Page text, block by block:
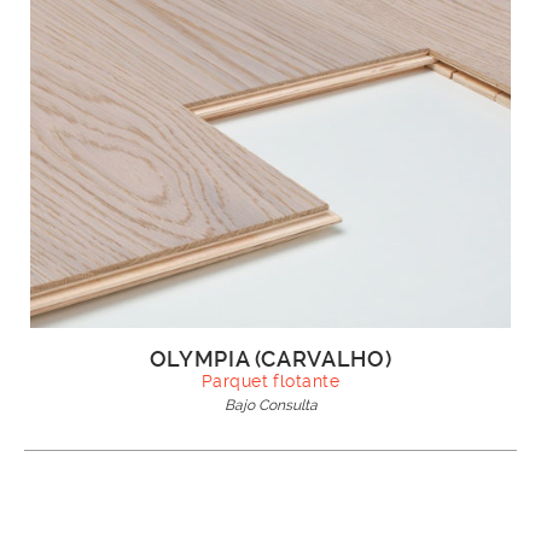
OLYMPIA (CARVALHO)
Parquet flotante
Bajo Consulta